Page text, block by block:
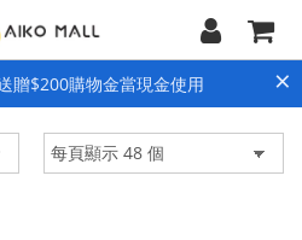
贈$200購物金當現金使用 ×